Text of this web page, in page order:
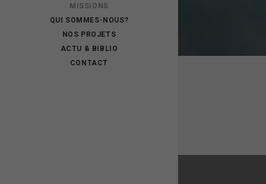
MISSIONS
QUI SOMMES-NOUS?
NOS PROJETS
ACTU & BIBLIO
CONTACT